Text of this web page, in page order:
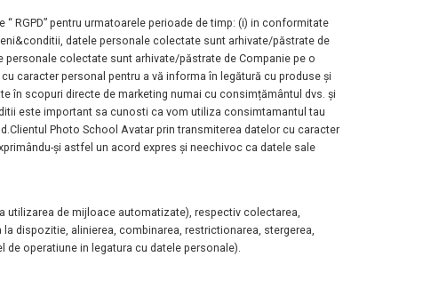
“ RGPD” pentru urmatoarele perioade de timp: (i) in conformitate
datele personale colectate sunt arhivate/păstrate de
personale colectate sunt arhivate/păstrate de Companie pe o
cu caracter personal pentru a vă informa în legătură cu produse și
în scopuri directe de marketing numai cu consimțământul dvs. și
este important sa cunosti ca vom utiliza consimtamantul tau
Clientul Photo School Avatar prin transmiterea datelor cu caracter
și astfel un acord expres și neechivoc ca datele sale
utilizarea de mijloace automatizate), respectiv colectarea,
la dispozitie, alinierea, combinarea, restrictionarea, stergerea,
de operatiune in legatura cu datele personale).